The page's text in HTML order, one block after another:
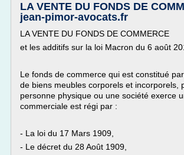
LA VENTE DU FONDS DE
jean-pimor-avocats.fr
LA VENTE DU FONDS DE COMMERCE
et les additifs sur la loi Macron du 6 août
Le fonds de commerce qui est constitué
de biens meubles corporels et incorporels,
personne physique ou une société exerce
commerciale est régi par :
- La loi du 17 Mars 1909,
- Le décret du 28 Août 1909,